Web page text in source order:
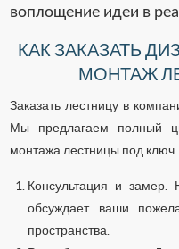
воплощение идеи в
КАК ЗАКАЗАТЬ
МОНТАЖ
Заказать лестницу в
Мы предлагаем полный
монтажа лестницы под ключ.
Консультация и замер.
обсуждает ваши
пространства.